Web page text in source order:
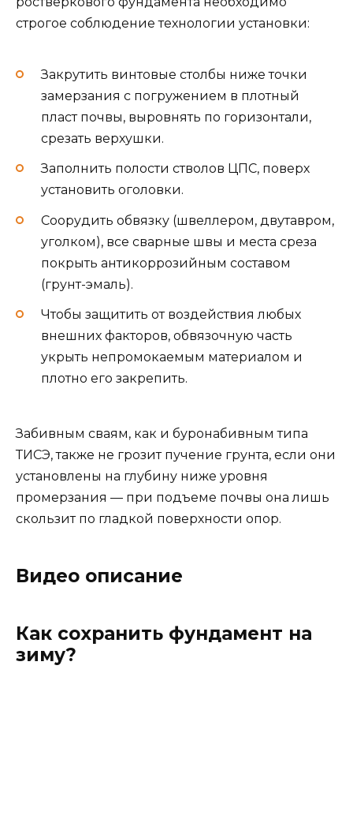
строгое соблюдение технологии установки:
Закрутить винтовые столбы ниже точки
замерзания с погружением в плотный
пласт почвы, выровнять по горизонтали,
срезать верхушки.
Заполнить полости стволов ЦПС, поверх
установить оголовки.
Соорудить обвязку (швеллером, двутавром,
уголком), все сварные швы и места среза
покрыть антикоррозийным составом
(грунт-эмаль).
Чтобы защитить от воздействия любых
внешних факторов, обвязочную часть
укрыть непромокаемым материалом и
плотно его закрепить.
Забивным сваям, как и буронабивным типа
ТИСЭ, также не грозит пучение грунта, если они
установлены на глубину ниже уровня
промерзания — при подъеме почвы она лишь
скользит по гладкой поверхности опор.
Видео описание
Как сохранить фундамент на
зиму?